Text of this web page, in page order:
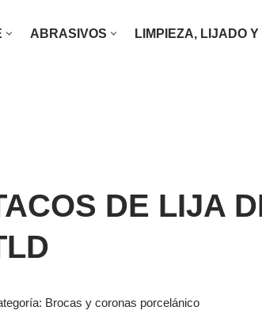
ABRASIVOS LIMPIEZA, LIJADO
DE LIJA
Brocas y coronas porcelánico